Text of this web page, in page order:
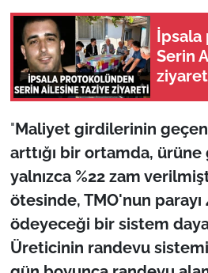
Serin
"Maliyet girdilerinin geçen
arttığı bir ortamda, ürüne
yalnızca %22 zam
ötesinde, TMO'nun parayı
ödeyeceği bir sistem
Üreticinin randevu